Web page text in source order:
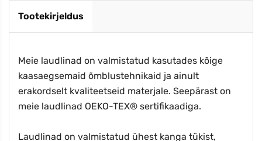
Tootekirjeldus
Meie laudlinad on valmistatud kasutades kõige
kaasaegsemaid õmblustehnikaid ja ainult
erakordselt kvaliteetseid materjale. Seepärast on
meie laudlinad OEKO-TEX® sertifikaadiga.
Laudlinad on valmistatud ühest kanga tükist,